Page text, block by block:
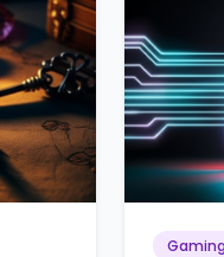
Gaming